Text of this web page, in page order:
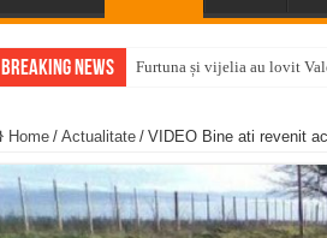
Breaking News Furtuna și vijelia au lovit
ANUNŢ OPRIRE ANUNŢ
Anunț important – Închidere
Ștrandul Termal Ring din
Home / Actualitate / VIDEO Bine ati revenit